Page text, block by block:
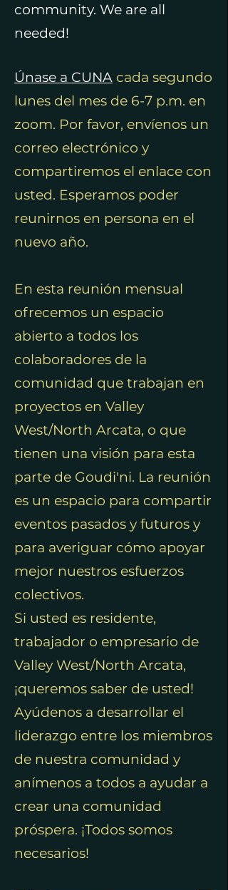
community. We are all
needed!
Únase a CUNA cada segundo
lunes del mes de 6-7 p.m. en
zoom. Por favor, envíenos un
correo electrónico y
compartiremos el enlace con
usted. Esperamos poder
reunirnos en persona en el
nuevo año.
En esta reunión mensual
ofrecemos un espacio
abierto a todos los
colaboradores de la
comunidad que trabajan en
proyectos en Valley
West/North Arcata, o que
tienen una visión para esta
parte de Goudi'ni. La reunión
es un espacio para compartir
eventos pasados y futuros y
para averiguar cómo apoyar
mejor nuestros esfuerzos
colectivos.
Si usted es residente,
trabajador o empresario de
Valley West/North Arcata,
¡queremos saber de usted!
Ayúdenos a desarrollar el
liderazgo entre los miembros
de nuestra comunidad y
anímenos a todos a ayudar a
crear una comunidad
próspera. ¡Todos somos
necesarios!